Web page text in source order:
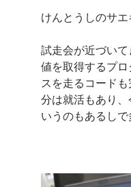
けんとうしのサエ
試走会が近づい
値を取得するプ
スを走るコード
分は就活もあり
いうのもあるしで